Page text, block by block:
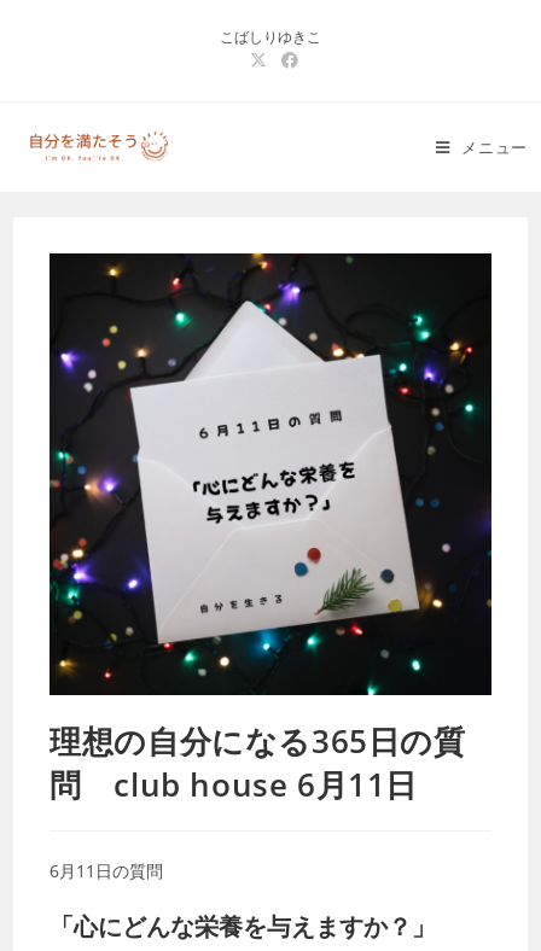
こばしりゆきこ
メニュー
理想の自分になる365日の質
問 club house 6月11日
6月11日の質問
「心にどんな栄養を与えますか？」